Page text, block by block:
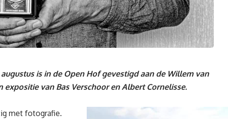
is in de Open Hof gevestigd aan de Willem van
expositie van Bas Verschoor en Albert Cornelisse.
met fotografie.